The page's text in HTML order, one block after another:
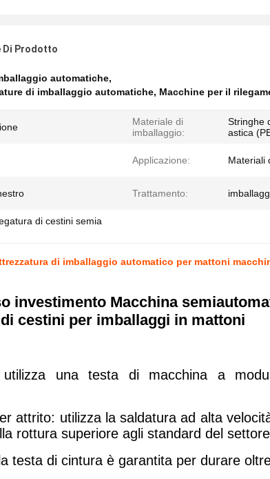
Di Prodotto
automatiche,
di imballaggio automatiche, Macchine per il
Materiale di
imballaggio:
Stringhe
astica
Applicazione: Materiali
Trattamento:
di cestini semia
di imballaggio automatico per mattoni
investimento Macchina
di cestini per imballaggi in mattoni
utilizza una testa di macchina a
attrito: utilizza la saldatura ad alta
rottura superiore agli standard del
testa di cintura è garantita per durare